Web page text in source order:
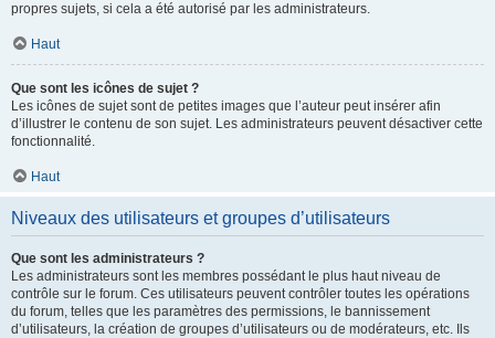
propres sujets, si cela a été autorisé par les administrateurs.
Haut
Que sont les icônes de sujet ?
Les icônes de sujet sont de petites images que l’auteur peut insérer afin
d’illustrer le contenu de son sujet. Les administrateurs peuvent désactiver cette
fonctionnalité.
Haut
Niveaux des utilisateurs et groupes d’utilisateurs
Que sont les administrateurs ?
Les administrateurs sont les membres possédant le plus haut niveau de
contrôle sur le forum. Ces utilisateurs peuvent contrôler toutes les opérations
du forum, telles que les paramètres des permissions, le bannissement
d’utilisateurs, la création de groupes d’utilisateurs ou de modérateurs, etc. Ils